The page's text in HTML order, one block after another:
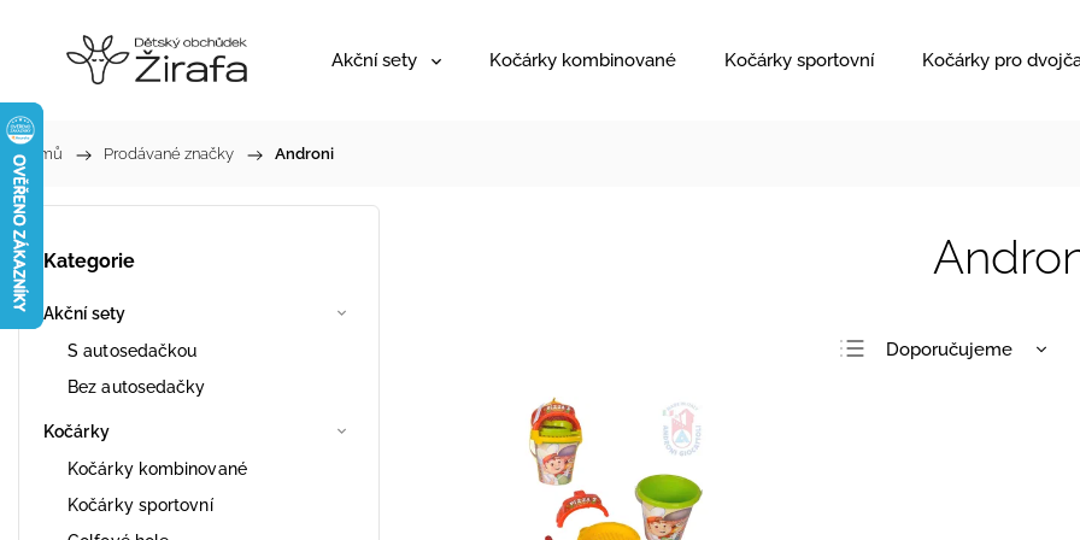
Akční sety Kočárky kombinované Kočárky sportovní Kočárky pro
Domů / Prodávané značky / Androni
Kategorie
Akční sety
S autosedačkou
Bez autosedačky
Kočárky
Kočárky kombinované
Kočárky sportovní
Doporučujeme